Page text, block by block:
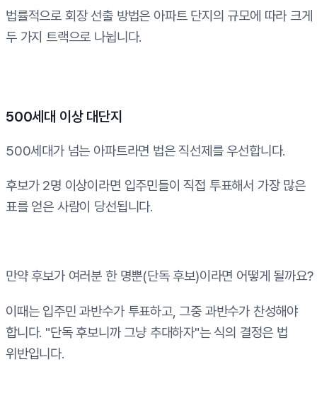
법률적으로 회장 선출 방법은 아파트 단지의 규모에 따라 크게
두 가지 트랙으로 나뉩니다.
500세대 이상 대단지
500세대가 넘는 아파트라면 법은 직선제를 우선합니다.
후보가 2명 이상이라면 입주민들이 직접 투표해서 가장 많은
표를 얻은 사람이 당선됩니다.
만약 후보가 여러분 한 명뿐(단독 후보)이라면 어떻게 될까요?
이때는 입주민 과반수가 투표하고, 그중 과반수가 찬성해야
합니다. "단독 후보니까 그냥 추대하자"는 식의 결정은 법
위반입니다.